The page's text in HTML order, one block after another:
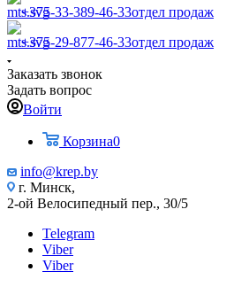
+375-33-389-46-33отдел продаж
+375-29-877-46-33отдел продаж
Заказать звонок
Задать вопрос
Войти
Корзина0
info@krep.by
г. Минск,
2-ой Велосипедный пер., 30/5
Telegram
Viber
Viber